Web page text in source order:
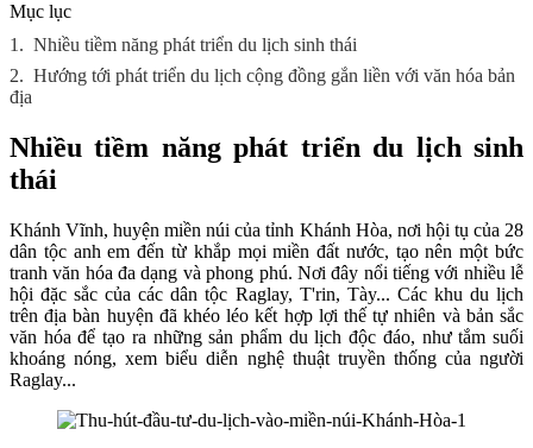
Mục lục
1. Nhiều tiềm năng phát triển du lịch sinh thái
2. Hướng tới phát triển du lịch cộng đồng gắn liền với văn hóa bản
địa
Nhiều tiềm năng phát triển du lịch sinh
thái
Khánh Vĩnh, huyện miền núi của tỉnh Khánh Hòa, nơi hội tụ của 28
dân tộc anh em đến từ khắp mọi miền đất nước, tạo nên một bức
tranh văn hóa đa dạng và phong phú. Nơi đây nổi tiếng với nhiều lễ
hội đặc sắc của các dân tộc Raglay, T'rin, Tày... Các khu du lịch
trên địa bàn huyện đã khéo léo kết hợp lợi thế tự nhiên và bản sắc
văn hóa để tạo ra những sản phẩm du lịch độc đáo, như tắm suối
khoáng nóng, xem biểu diễn nghệ thuật truyền thống của người
Raglay...